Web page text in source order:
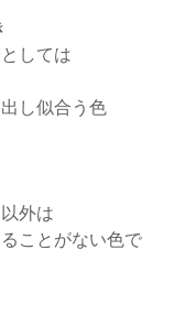
しては
し似合う色
外は
ことがない色で